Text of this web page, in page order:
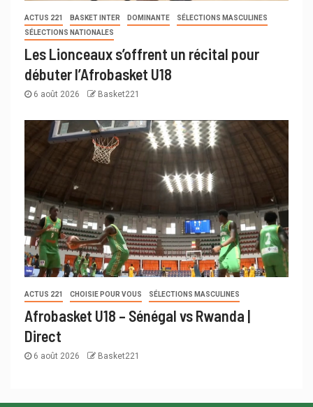
ACTUS 221 BASKET INTER DOMINANTE
SÉLECTIONS MASCULINES
SÉLECTIONS NATIONALES
Les Lionceaux s’offrent un récital pour
débuter l’Afrobasket U18
6 août 2026 Basket221
ACTUS 221 CHOISIE POUR VOUS SÉLECTIONS MASCULINES
Afrobasket U18 – Sénégal vs Rwanda |
Direct
6 août 2026 Basket221